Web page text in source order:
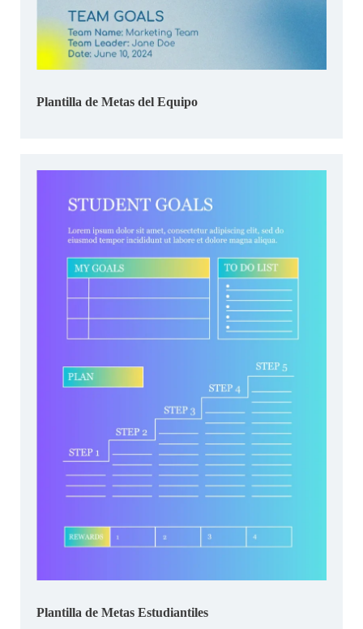
Plantilla de Metas del Equipo
Plantilla de Metas Estudiantiles